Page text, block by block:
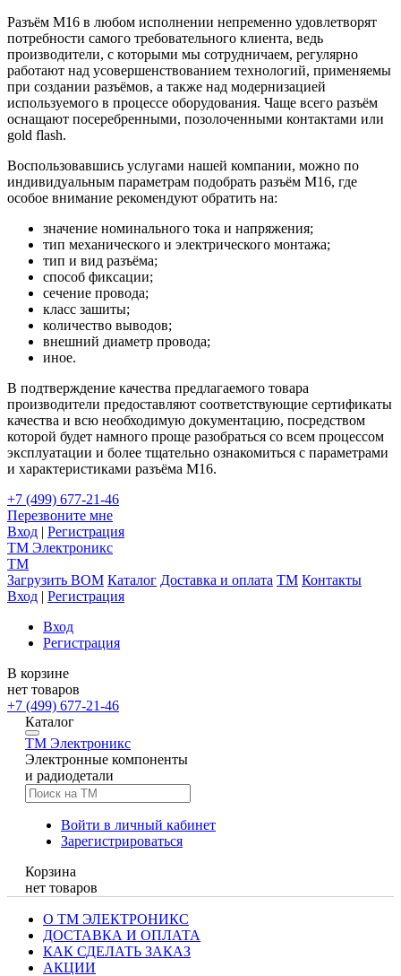
Разъём М16 в любом исполнении непременно удовлетворят
потребности самого требовательного клиента, ведь
производители, с которыми мы сотрудничаем, регулярно
работают над усовершенствованием технологий, применяемы
при создании разъёмов, а также над модернизацией
используемого в процессе оборудования. Чаще всего разъём
оснащают посеребренными, позолоченными контактами или
gold flash.
Воспользовавшись услугами нашей компании, можно по
индивидуальным параметрам подобрать разъём М16, где
особое внимание рекомендуют обратить на:
значение номинального тока и напряжения;
тип механического и электрического монтажа;
тип и вид разъёма;
способ фиксации;
сечение провода;
класс зашиты;
количество выводов;
внешний диаметр провода;
иное.
В подтверждение качества предлагаемого товара
производители предоставляют соответствующие сертификаты
качества и всю необходимую документацию, посредством
которой будет намного проще разобраться со всем процессом
эксплуатации и более тщательно ознакомиться с параметрами
и характеристиками разъёма М16.
+7 (499) 677-21-46
Перезвоните мне
Вход | Регистрация
TM Электроникс
TM
Загрузить BOM Каталог Доставка и оплата TM Контакты
Вход | Регистрация
Вход
Регистрация
В корзине
нет товаров
+7 (499) 677-21-46
Каталог
TM Электроникс
Электронные компоненты
и радиодетали
Войти в личный кабинет
Зарегистрироваться
Корзина
нет товаров
О ТМ ЭЛЕКТРОНИКС
ДОСТАВКА И ОПЛАТА
КАК СДЕЛАТЬ ЗАКАЗ
АКЦИИ